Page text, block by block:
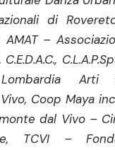
di
AMAT –
Arti
Coop Maya
dal Vivo –
TCVI –